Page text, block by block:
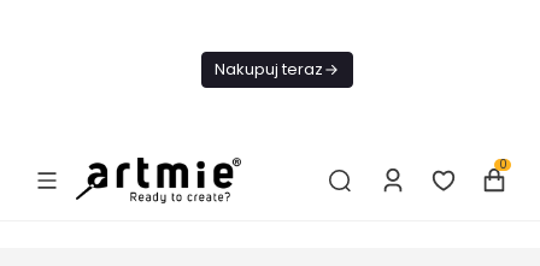
Nakupuj teraz
0